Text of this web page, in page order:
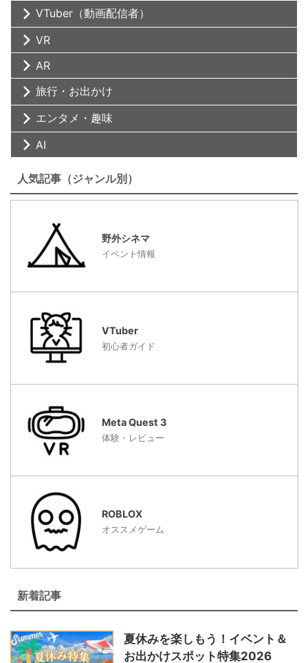
VTuber（動画配信者）
VR
AR
旅行・お出かけ
エンタメ・趣味
AI
人気記事（ジャンル別）
野外シネマ
イベント情報
VTuber
初心者ガイド
Meta Quest 3
体験・レビュー
ROBLOX
オススメゲーム
新着記事
夏休みを楽しもう！イベント＆
お出かけスポット特集2026